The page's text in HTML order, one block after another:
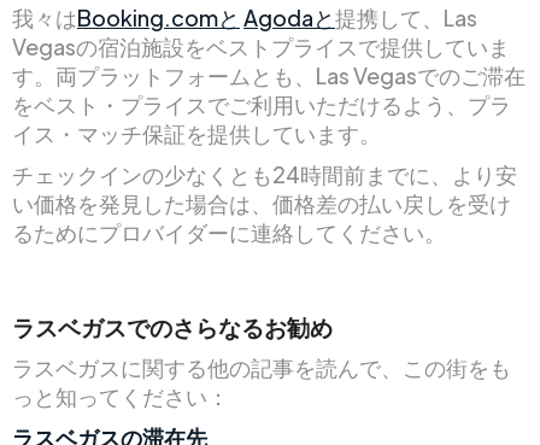
我々はBooking.comと Agodaと提携して、Las
Vegasの宿泊施設をベストプライスで提供していま
す。両プラットフォームとも、Las Vegasでのご滞在
をベスト・プライスでご利用いただけるよう、プラ
イス・マッチ保証を提供しています。
チェックインの少なくとも24時間前までに、より安
い価格を発見した場合は、価格差の払い戻しを受け
るためにプロバイダーに連絡してください。
ラスベガスでのさらなるお勧め
ラスベガスに関する他の記事を読んで、この街をも
っと知ってください：
ラスベガスの滞在先